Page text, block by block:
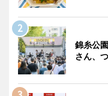
錦糸公
さん、